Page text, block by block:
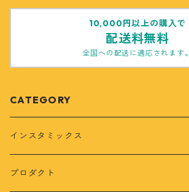
10,000円以上の購入で
配送料無料
全国への配送に適応されます。
CATEGORY
インスタミックス
小分けタイプ
プロダクト